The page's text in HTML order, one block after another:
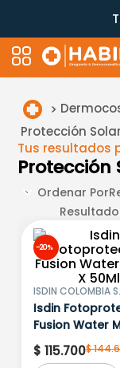
Protección Solar
Tus resultados
Protección
Ordenar Por
-20 %
ISDIN COLOMBIA
Isdin
Fusion Water
50Ml
$ 115.700$144.